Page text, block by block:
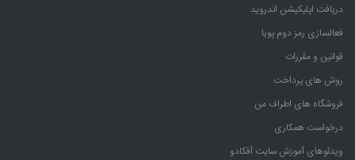
دریافت اپلیکیشن اندروید
فعالسازی رمز دوم پویا
قوانین و مقررات
روش های پرداخت
فروشگاه های اطراف من
درخواست همکاری
ویدئوهای آموزش سایت آفکادو